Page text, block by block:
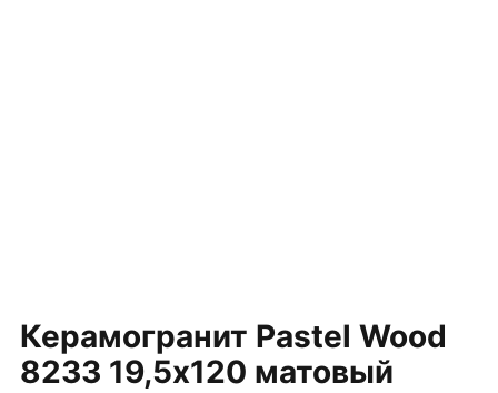
Керамогранит Pastel Wood
8233 19,5х120 матовый
Белый керамогранит
Черно-белый керамогранит